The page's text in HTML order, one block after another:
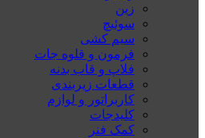
زین
سوئیچ
سیم کشی
فرمون و قلوه جات
فلاپ و قاب بدنه
قطعات زیربندی
کاربراتور و لوازم
کلیدجات
کمک فنر